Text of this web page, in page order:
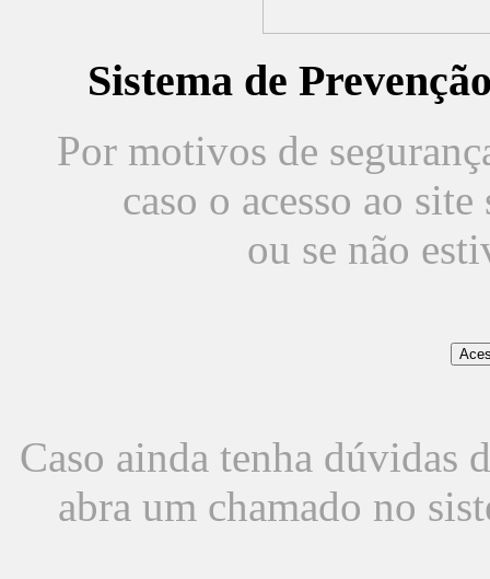
Sistema de
Por motivos de
caso o acesso ao
ou se não
Caso ainda tenha dúvidas
abra um chamado no